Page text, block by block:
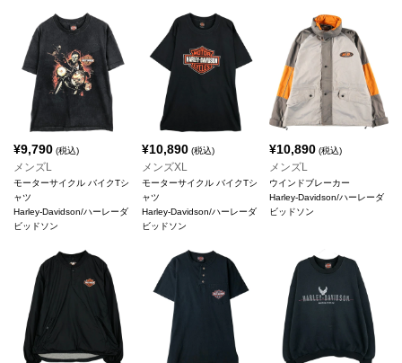
¥9,790 (税込)
メンズL
モーターサイクル バイクTシ
ャツ
Harley-Davidson/ハーレーダ
ビッドソン
¥10,890(税込)
メンズXL
モーターサイクル バイクTシ
ャツ
Harley-Davidson/ハーレーダ
ビッドソン
¥10,890 (税込)
メンズL
ウインドブレーカー
Harley-Davidson/ハーレーダ
ビッドソン